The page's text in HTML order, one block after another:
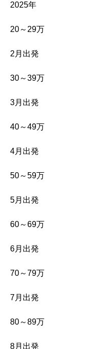
2025年
20～29万
2月出発
30～39万
3月出発
40～49万
4月出発
50～59万
5月出発
60～69万
6月出発
70～79万
7月出発
80～89万
8月出発